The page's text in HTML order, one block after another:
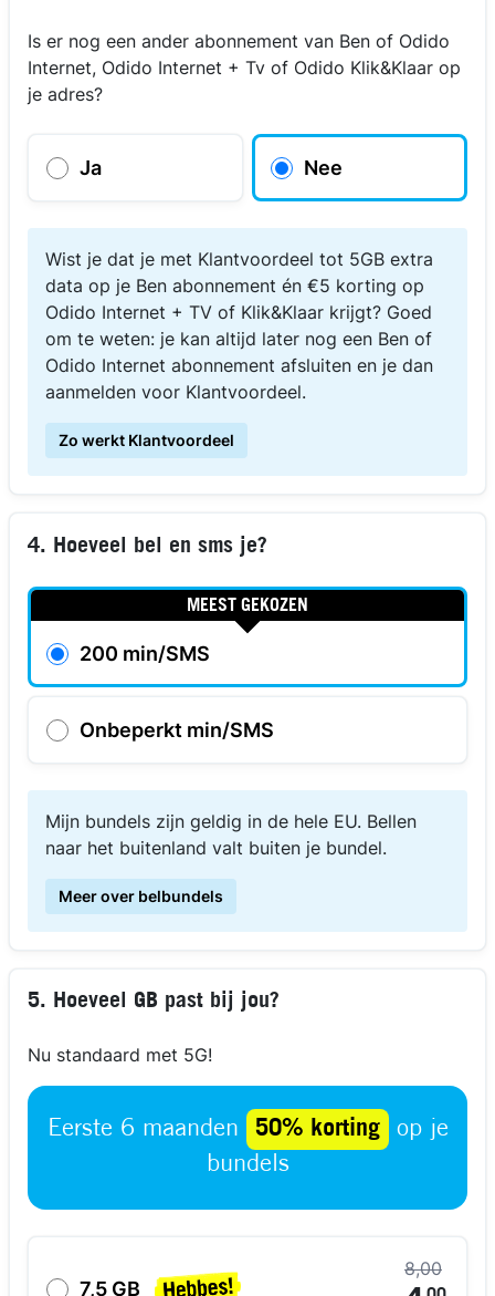
Is er nog een ander abonnement van Ben of Odido
Internet, Odido Internet + Tv of Odido Klik&Klaar op
je adres?
Ja Nee
Wist je dat je met Klantvoordeel tot 5GB extra
data op je Ben abonnement én €5 korting op
Odido Internet + TV of Klik&Klaar krijgt? Goed
om te weten: je kan altijd later nog een Ben of
Odido Internet abonnement afsluiten en je dan
aanmelden voor Klantvoordeel.
Zo werkt Klantvoordeel
4. Hoeveel bel en sms je?
MEEST GEKOZEN
200 min/SMS
Onbeperkt min/SMS
Mijn bundels zijn geldig in de hele EU. Bellen
naar het buitenland valt buiten je bundel.
Meer over belbundels
5. Hoeveel GB past bij jou?
Nu standaard met 5G!
Eerste 6 maanden 50% korting
op je
bundels
7,5 GB
8,00